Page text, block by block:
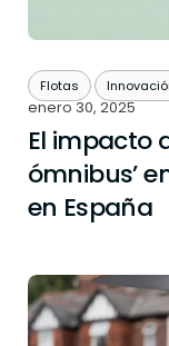
Flotas
enero 30, 2025
El impacto
ómnibus’
en España